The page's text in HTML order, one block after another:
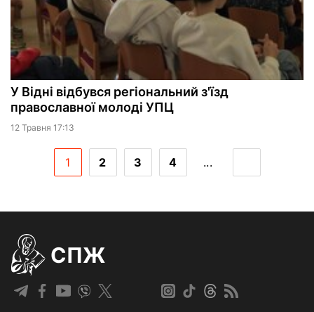
У Відні відбувся регіональний з'їзд
православної молоді УПЦ
12 Травня 17:13
1 2 3 4 ...
СПЖ